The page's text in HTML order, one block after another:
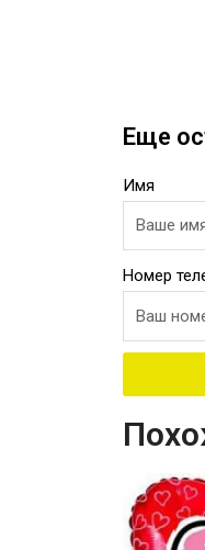
Еще
Имя
Номер